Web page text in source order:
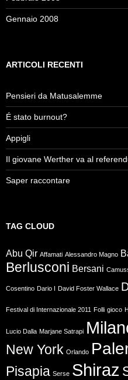
Gennaio 2008
ARTICOLI RECENTI
Pensieri da Matusalemme
É stato burnout?
Appigli
Il giovane Werther va al
Saper raccontare
TAG CLOUD
Abu Qir Affamati Alessandro Magno
Berlusconi Bersani
Cosentino Dario I David Foster Wallace
Festival di Internazionale 2011 Folli gioco
Lucio Dalla Marjane Satrapi
New York Orlando
Pisapia Serse Shiraz